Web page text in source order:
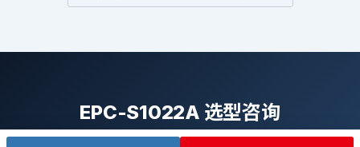
EPC-S1022A 选型咨询